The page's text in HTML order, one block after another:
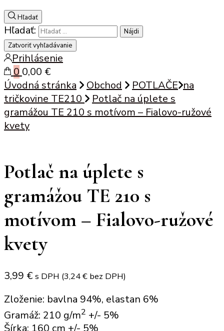
Hľadať
Hľadať:
Zatvoriť vyhľadávanie
Prihlásenie
0 0,00 €
Úvodná stránka
Obchod POTLAČE na
tričkovine TE210
Potlač na úplete s
gramážou TE 210 s motívom – Fialovo-ružové
kvety
Potlač na úplete s
gramážou TE 210 s
motívom – Fialovo-ružové
kvety
3,99 € s DPH (3,24€ bez DPH)
Zloženie: bavlna 94%, elastan 6%
Gramáž: 210 g/m2 +/- 5%